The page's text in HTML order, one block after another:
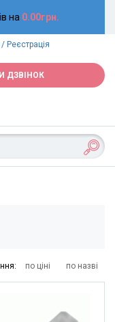
на 0.00грн.
/ Реєстрація
ДЗВІНОК
по ціні по назві